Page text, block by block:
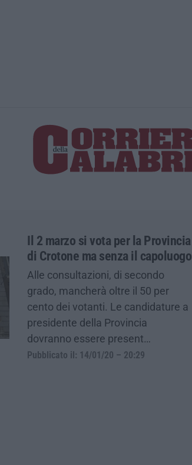
Il 2 marzo si vota per la Provincia
di Crotone ma senza il capoluogo
Alle consultazioni, di secondo
grado, mancherà oltre il 50 per
cento dei votanti. Le candidature a
presidente della Provincia
dovranno essere present…
Pubblicato il: 14/01/20 – 20:29